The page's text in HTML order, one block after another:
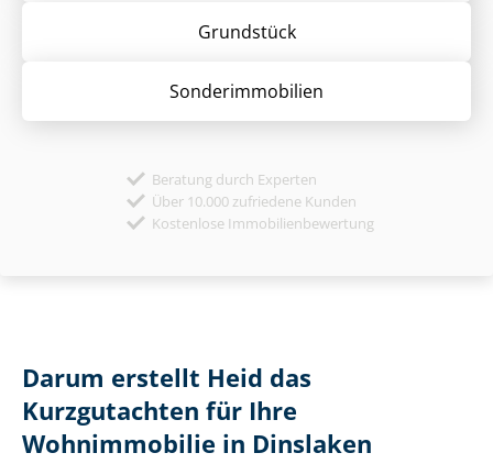
Grund­stück
Sonder­immobilien
Beratung durch Experten
Über 10.000 zufriedene Kunden
Kostenlose Immobilienbewertung
Darum erstellt Heid das
Kurzgutachten für Ihre
Wohnimmobilie in Dinslaken